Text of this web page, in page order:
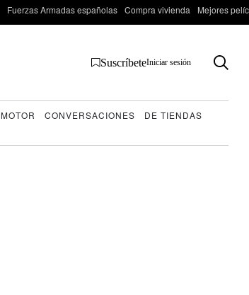
Fuerzas Armadas españolas Compra vivienda Mejores
SuscríbeteIniciar sesión
MOTOR CONVERSACIONES
DE TIENDAS